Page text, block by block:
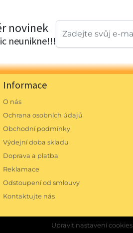
novinek
neunikne!!!
Informace
O nás
Ochrana osobních údajů
Obchodní podmínky
Výdejní doba skladu
Doprava a platba
Reklamace
Odstoupení od smlouvy
Kontaktujte nás
Upravit nastavení cookies